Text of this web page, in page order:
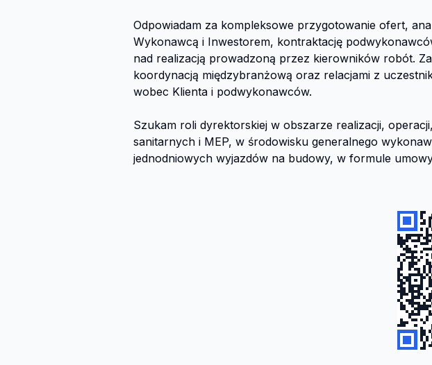
Odpowiadam za kompleksowe przygotowanie ofert,
Wykonawcą i Inwestorem, kontraktację
nad realizacją prowadzoną przez kierowników robót.
koordynacją międzybranżową oraz relacjami z
wobec Klienta i podwykonawców.
Szukam roli dyrektorskiej w obszarze realizacji,
sanitarnych i MEP, w środowisku generalnego
jednodniowych wyjazdów na budowy, w formule